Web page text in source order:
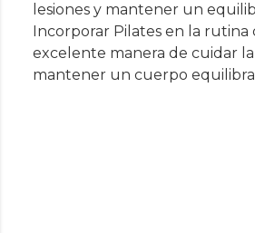
lesiones y mantener un
Incorporar Pilates en la rutina
excelente manera de cuidar
mantener un cuerpo